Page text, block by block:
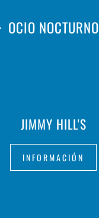
OCIO NOCTURNO
JIMMY HILL'S
INFORMACIÓN